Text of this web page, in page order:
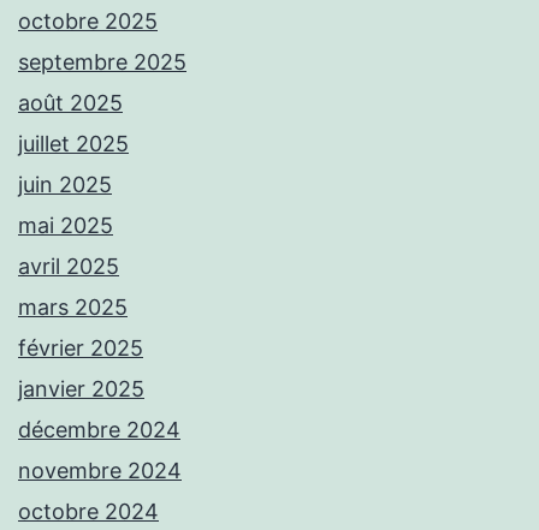
octobre 2025
septembre 2025
août 2025
juillet 2025
juin 2025
mai 2025
avril 2025
mars 2025
février 2025
janvier 2025
décembre 2024
novembre 2024
octobre 2024